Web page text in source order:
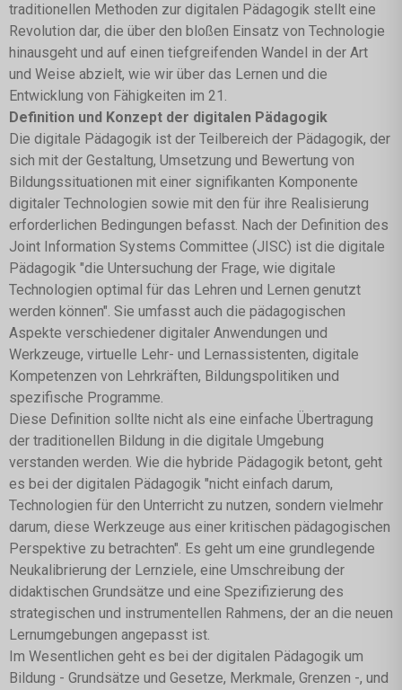
traditionellen Methoden zur digitalen Pädagogik stellt eine
Revolution dar, die über den bloßen Einsatz von Technologie
hinausgeht und auf einen tiefgreifenden Wandel in der Art
und Weise abzielt, wie wir über das Lernen und die
Entwicklung von Fähigkeiten im 21.
Definition und Konzept der digitalen Pädagogik
Die digitale Pädagogik ist der Teilbereich der Pädagogik, der
sich mit der Gestaltung, Umsetzung und Bewertung von
Bildungssituationen mit einer signifikanten Komponente
digitaler Technologien sowie mit den für ihre Realisierung
erforderlichen Bedingungen befasst. Nach der Definition des
Joint Information Systems Committee (JISC) ist die digitale
Pädagogik "die Untersuchung der Frage, wie digitale
Technologien optimal für das Lehren und Lernen genutzt
werden können". Sie umfasst auch die pädagogischen
Aspekte verschiedener digitaler Anwendungen und
Werkzeuge, virtuelle Lehr- und Lernassistenten, digitale
Kompetenzen von Lehrkräften, Bildungspolitiken und
spezifische Programme.
Diese Definition sollte nicht als eine einfache Übertragung
der traditionellen Bildung in die digitale Umgebung
verstanden werden. Wie die hybride Pädagogik betont, geht
es bei der digitalen Pädagogik "nicht einfach darum,
Technologien für den Unterricht zu nutzen, sondern vielmehr
darum, diese Werkzeuge aus einer kritischen pädagogischen
Perspektive zu betrachten". Es geht um eine grundlegende
Neukalibrierung der Lernziele, eine Umschreibung der
didaktischen Grundsätze und eine Spezifizierung des
strategischen und instrumentellen Rahmens, der an die neuen
Lernumgebungen angepasst ist.
Im Wesentlichen geht es bei der digitalen Pädagogik um
Bildung - Grundsätze und Gesetze, Merkmale, Grenzen -, und